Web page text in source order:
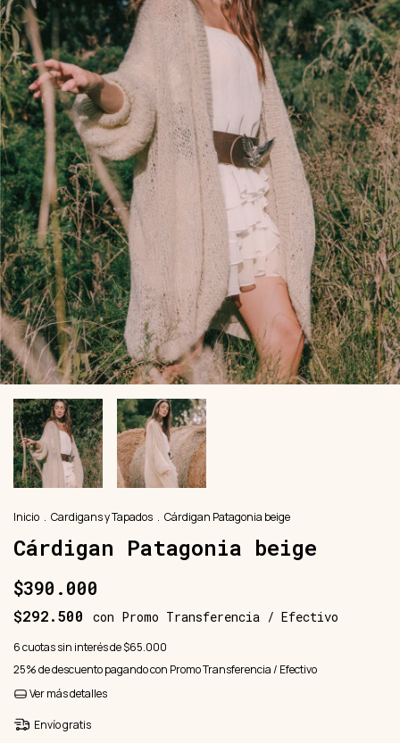
Inicio . Cardigans y Tapados . Cárdigan Patagonia beige
Cárdigan Patagonia beige
$390.000
$292.500 con Promo Transferencia / Efectivo
6cuotas sin interés de$65.000
25% de descuentopagando con Promo Transferencia / Efectivo
Ver más detalles
Envío gratis